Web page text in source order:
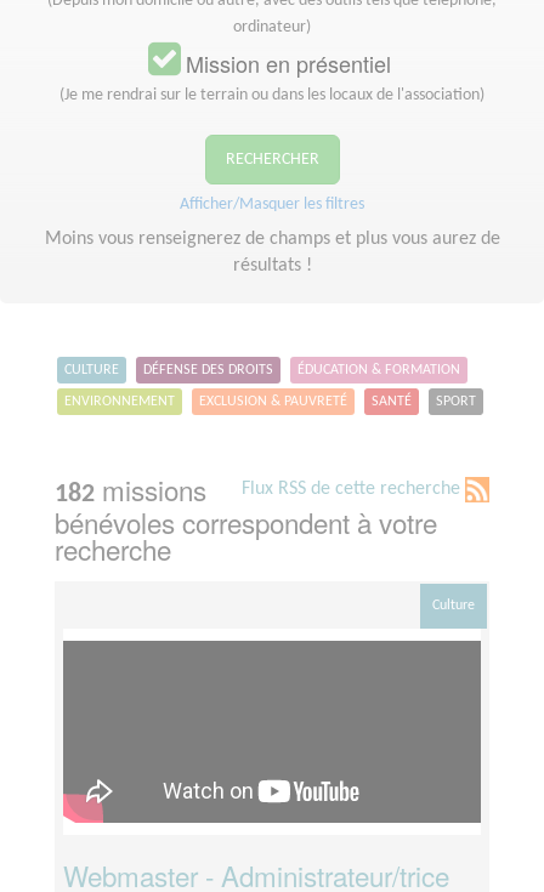
ordinateur)
Mission en présentiel
(Je me rendrai sur le terrain ou dans les locaux de l'association)
RECHERCHER
Afficher/Masquer les filtres
Moins vous renseignerez de champs et plus vous aurez de
résultats !
CULTURE DÉFENSE DES DROITS ÉDUCATION & FORMATION
ENVIRONNEMENT EXCLUSION & PAUVRETÉ SANTÉ SPORT
Flux RSS de cette recherche
182 missions
bénévoles correspondent à votre
recherche
Culture
Webmaster - Administrateur/trice